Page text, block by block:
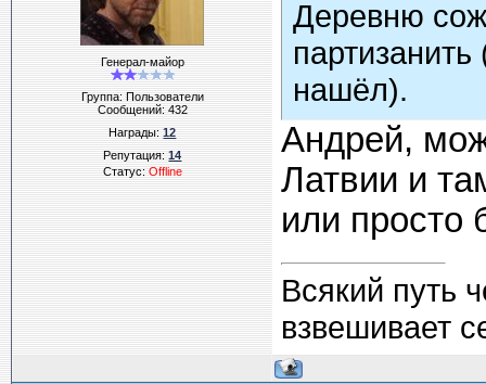
Генерал-майор
Группа: Пользователи
Сообщений:432
Награды:12
Репутация:14
Статус:Offline
Деревню
нашёл).
Андрей,
Латвии и
или просто
Всякий путь
взвешивает